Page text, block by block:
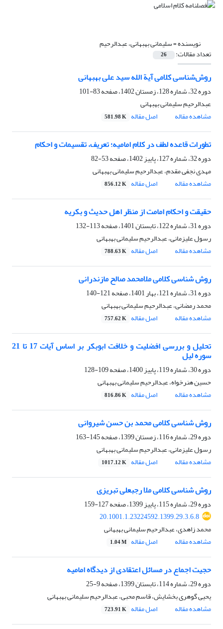
نویسنده =سلیمانی بهبهانی، عبدالرحیم
تعداد مقالات: 26
روش‌شناسی کلامی آیة الله سید علی بهبهانی
دوره 32، شماره 128، زمستان 1402، صفحه
83-101
عبدالرحیم سلیمانی بهبهانی
مشاهده مقاله
اصل مقاله 581.98 K
تطورات قاعده لطف در کلام امامیه؛ تعریف، تقسیمات و احکام
دوره 32، شماره 127، پاییز 1402، صفحه
53-82
مهدی نجفی مقدم، عبدالرحیم سلیمانی بهبهانی
مشاهده مقاله
اصل مقاله 856.12 K
حقیقت و احکام امامت از منظر اهل حدیث و بکریه
دوره 31، شماره 122، تابستان 1401، صفحه
113-132
رسول علیزمانی، عبدالرحیم سلیمانی بهبهانی
مشاهده مقاله
اصل مقاله 788.63 K
روش شناسی کلامی ملامحمد صالح مازندرانی
دوره 31، شماره 121، بهار 1401، صفحه
121-140
محمد رمضانی، عبدالرحیم سلیمانی بهبهانی
مشاهده مقاله
اصل مقاله 757.62 K
تحلیل و بررسی افضلیت و خلافت ابوبکر بر اساس آیات 17 تا 21
سوره لیل
دوره 30، شماره 119، پاییز 1400، صفحه
109-128
حسین هنرخواه، عبدالرحیم سلیمانی بهبهانی
مشاهده مقاله
اصل مقاله 816.86 K
روش شناسی کلامی محمد بن حسن شیروانی
دوره 29، شماره 116، زمستان 1399، صفحه
145-163
رسول علیزمانی، عبدالرحیم سلیمانی بهبهانی
مشاهده مقاله
اصل مقاله 1017.12 K
روش شناسی کلامی ملا رجبعلی تبریزی
دوره 29، شماره 115، پاییز 1399، صفحه
127-159
20.1001.1.23224592.1399.29.3.6.8
محمد زاهدی، عبدالرحیم سلیمانی بهبهانی
مشاهده مقاله
اصل مقاله 1.04 M
حجیت اجماع در مسائل اعتقادی از دیدگاه امامیه
دوره 29، شماره 114، تابستان 1399، صفحه
9-25
یحیی گوهری بخشایش، قاسم محبی، عبدالرحیم سلیمانی بهبهانی
مشاهده مقاله
اصل مقاله 723.91 K